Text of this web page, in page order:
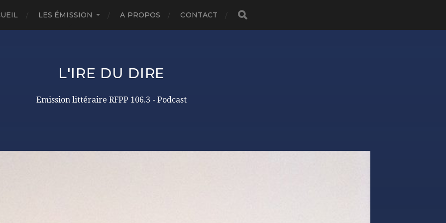
LES ÉMISSION A PROPOS CONTACT
L'IRE DU DIRE
Emission littéraire RFPP 106.3 - Podcast